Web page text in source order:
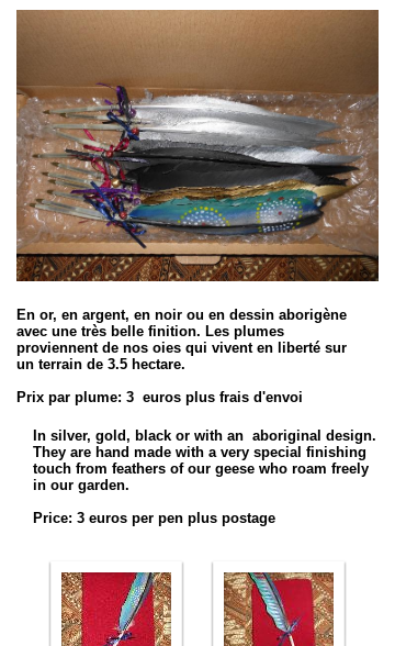
En or, en argent, en noir ou en dessin aborigène
avec une très belle finition. Les plumes
proviennent de nos oies qui vivent en liberté sur
un terrain de 3.5 hectare.
Prix par plume: 3 euros plus frais d'envoi
In silver, gold, black or with an aboriginal design.
They are hand made with a very special finishing
touch from feathers of our geese who roam freely
in our garden.
Price: 3 euros per pen plus postage